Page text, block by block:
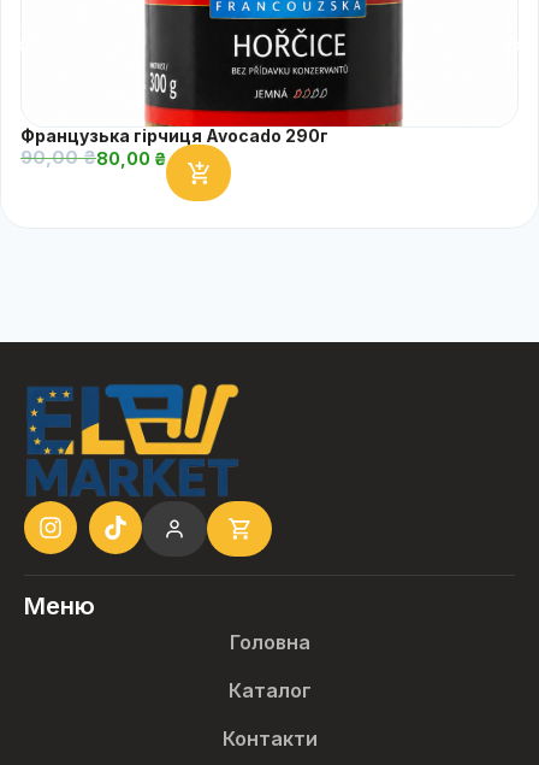
Французька гірчиця Avocado 290г
90,00₴80,00 ₴
Меню
Головна
Каталог
Контакти